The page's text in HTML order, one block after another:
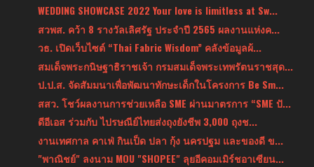
WEDDING SHOWCASE 2022 Your love is limitless at Sw...
สวพส. คว้า 8 รางวัลเลิศรัฐ ประจำปี 2565 ผลงานแห่งค...
วธ. เปิดเว็บไซต์ “Thai Fabric Wisdom” คลังข้อมูลผ้...
สมเด็จพระกนิษฐาธิราชเจ้า กรมสมเด็จพระเทพรัตนราชสุด...
ป.ป.ส. จัดสัมมนาเพื่อพัฒนาทักษะเด็กในโครงการ Be Sm...
สสว. โชว์ผลงานการช่วยเหลือ SME ผ่านมาตรการ “SME ปั...
ดีอีเอส ร่วมกับ ไปรษณีย์ไทยส่งถุงยังชีพ 3,000 ถุงช...
งานเทศกาล คาเฟ่ กินเป็ด ปลา กุ้ง นครปฐม และของดี ข...
"พาณิชย์" ลงนาม MOU "SHOPEE" ลุยอีคอมเมิร์ชอาเซียน...